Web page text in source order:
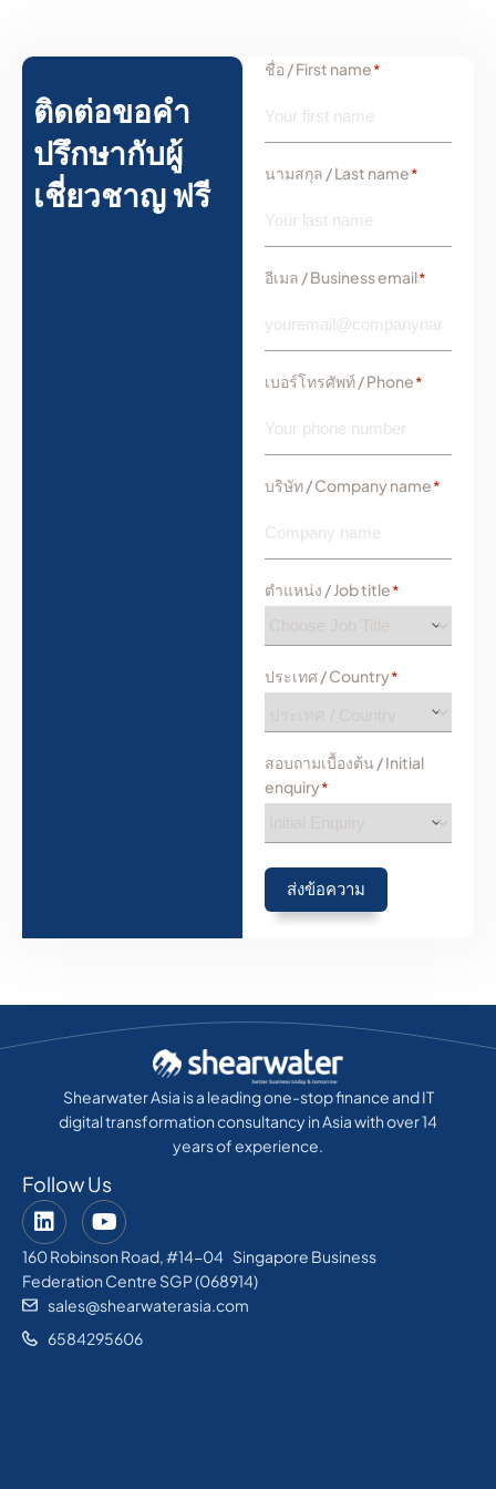
ติดต่อขอคำ
ปรึกษากับผู้
เชี่ยวชาญ ฟรี
ชื่อ / First name*
นามสกุล / Last name*
อีเมล / Business email*
เบอร์โทรศัพท์ / Phone*
บริษัท / Company name*
ตำแหน่ง / Job title*
ประเทศ / Country*
สอบถามเบื้องต้น / Initial
enquiry*
ส่งข้อความ
Shearwater Asia is a leading one-stop finance and IT
digital transformation consultancy in Asia with over 14
years of experience.
Follow Us
160 Robinson Road, #14-04 Singapore Business
Federation Centre SGP (068914)
sales@shearwaterasia.com
6584295606